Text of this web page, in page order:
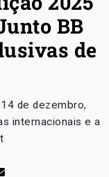
BB
de
de dezembro,
internacionais e a